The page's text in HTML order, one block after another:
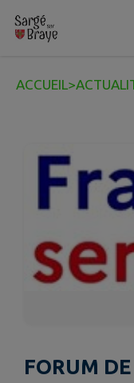
Contenu
ACCUEIL>
FORUM